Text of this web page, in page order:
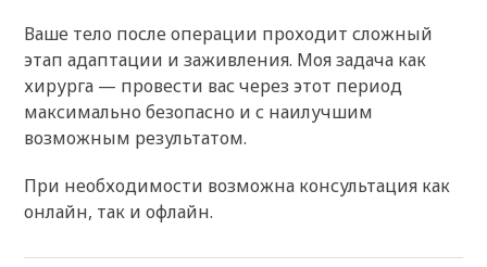
Ваше тело после операции проходит сложный
этап адаптации и заживления. Моя задача как
хирурга — провести вас через этот период
максимально безопасно и с наилучшим
возможным результатом.
При необходимости возможна консультация как
онлайн, так и офлайн.